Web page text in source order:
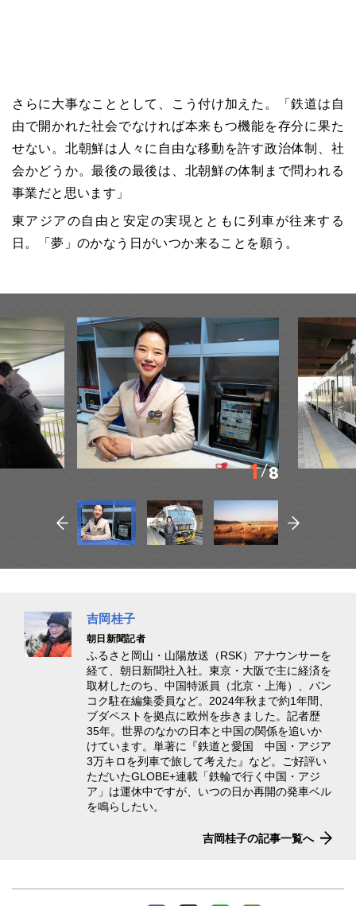
さらに大事なこととして、こう付け加えた。「鉄道は自
由で開かれた社会でなければ本来もつ機能を存分に果た
せない。北朝鮮は人々に自由な移動を許す政治体制、社
会かどうか。最後の最後は、北朝鮮の体制まで問われる
事業だと思います」
東アジアの自由と安定の実現とともに列車が往来する
日。「夢」のかなう日がいつか来ることを願う。
1 8
吉岡桂子
朝日新聞記者
ふるさと岡山・山陽放送（RSK）アナウンサーを
経て、朝日新聞社入社。東京・大阪で主に経済を
取材したのち、中国特派員（北京・上海）、バン
コク駐在編集委員など。2024年秋まで約1年間、
ブダペストを拠点に欧州を歩きました。記者歴
35年。世界のなかの日本と中国の関係を追いか
けています。単著に『鉄道と愛国 中国・アジア
3万キロを列車で旅して考えた』など。ご好評い
ただいたGLOBE+連載「鉄輪で行く中国・アジ
ア」は運休中ですが、いつの日か再開の発車ベル
を鳴らしたい。
吉岡桂子の記事一覧へ